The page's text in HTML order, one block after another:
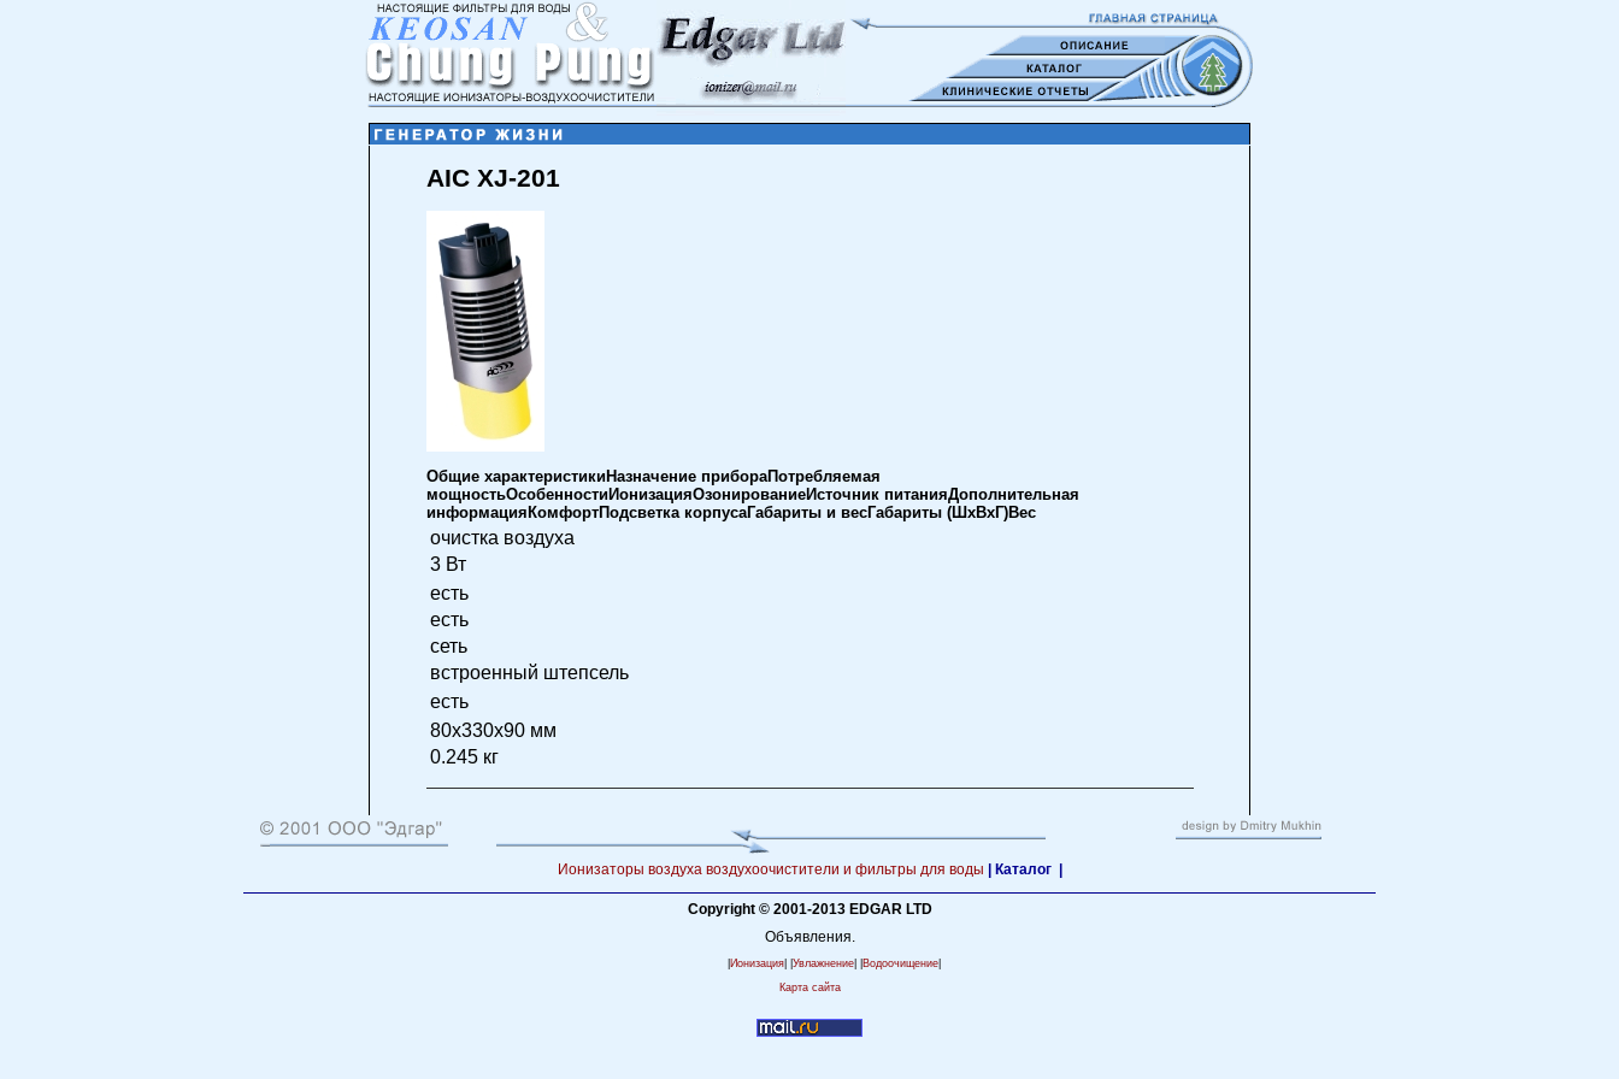
AIC XJ-201
Общие характеристикиНазначение прибораПотребляемая
мощностьОсобенностиИонизацияОзонированиеИсточник питанияДополнительная
информацияКомфортПодсветка корпусаГабариты и весГабариты (ШхВхГ)Вес
очистка воздуха
3 Вт
есть
есть
сеть
встроенный штепсель
есть
80x330x90 мм
0.245 кг
Ионизаторы воздуха воздухоочистители и фильтры для воды Каталог |
Copyright © 2001-2013 EDGAR LTD
Объявления.
Ионизация| | Увлажнение| | Водоочищение|
Карта сайта